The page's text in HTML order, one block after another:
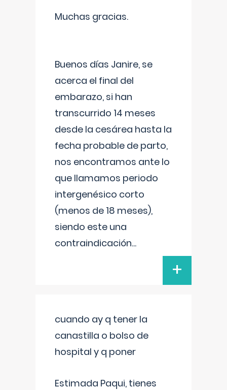
Muchas gracias.
Buenos días Janire, se
acerca el final del
embarazo, si han
transcurrido 14 meses
desde la cesárea hasta la
fecha probable de parto,
nos encontramos ante lo
que llamamos periodo
intergenésico corto
(menos de 18 meses),
siendo este una
contraindicación...
+
cuando ay q tener la
canastilla o bolso de
hospital y q poner
Estimada Paqui, tienes